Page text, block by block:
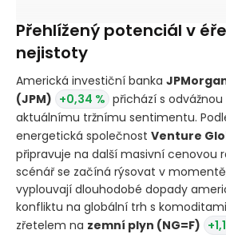
Přehlížený potenciál v
nejistoty
Americká investiční banka
(JPM) +0,34 % přichází s
aktuálnímu tržnímu sentimentu.
energetická společnost Venture
připravuje na další masivní cenovou
scénář se začíná rýsovat v
vyplouvají dlouhodobé dopady
konfliktu na globální trh s
zřetelem na zemní plyn (NG=F)